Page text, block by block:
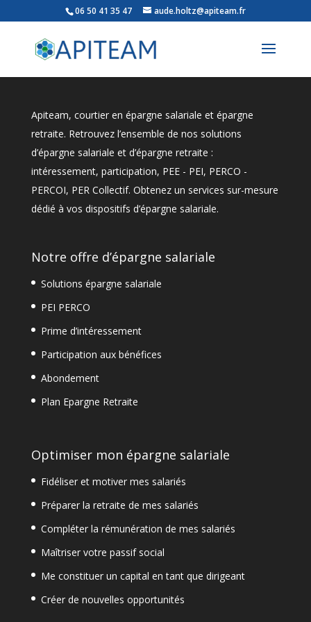
06 50 41 35 47 aude.holtz@apiteam.fr
Apiteam, courtier en épargne salariale et épargne
retraite. Retrouvez l’ensemble de nos solutions
d’épargne salariale et d’épargne retraite :
intéressement, participation, PEE - PEI, PERCO -
PERCOI, PER Collectif. Obtenez un services sur-mesure
dédié à vos dispositifs d’épargne salariale.
Notre offre d’épargne salariale
Solutions épargne salariale
PEI PERCO
Prime d’intéressement
Participation aux bénéfices
Abondement
Plan Epargne Retraite
Optimiser mon épargne salariale
Fidéliser et motiver mes salariés
Préparer la retraite de mes salariés
Compléter la rémunération de mes salariés
Maîtriser votre passif social
Me constituer un capital en tant que dirigeant
Créer de nouvelles opportunités